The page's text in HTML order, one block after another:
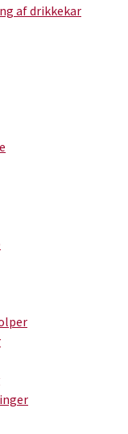
af drikkekar